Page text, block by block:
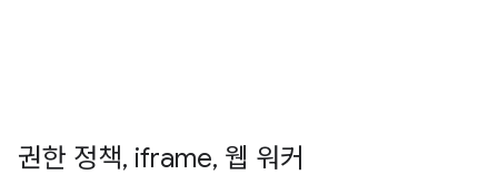
권한 정책, iframe, 웹 워커